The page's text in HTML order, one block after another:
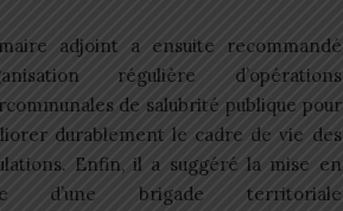
adjoint a ensuite recommandé
régulière d’opérations
de salubrité publique pour
durablement le cadre de vie des
Enfin, il a suggéré la mise en
d’une brigade territoriale